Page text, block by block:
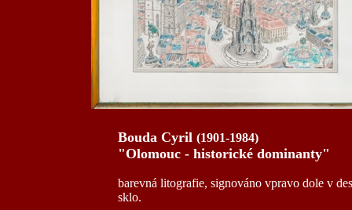
Bouda Cyril (1901-1984)
"Olomouc - historické dominanty"
barevná litografie, signováno vpravo dole v
sklo.